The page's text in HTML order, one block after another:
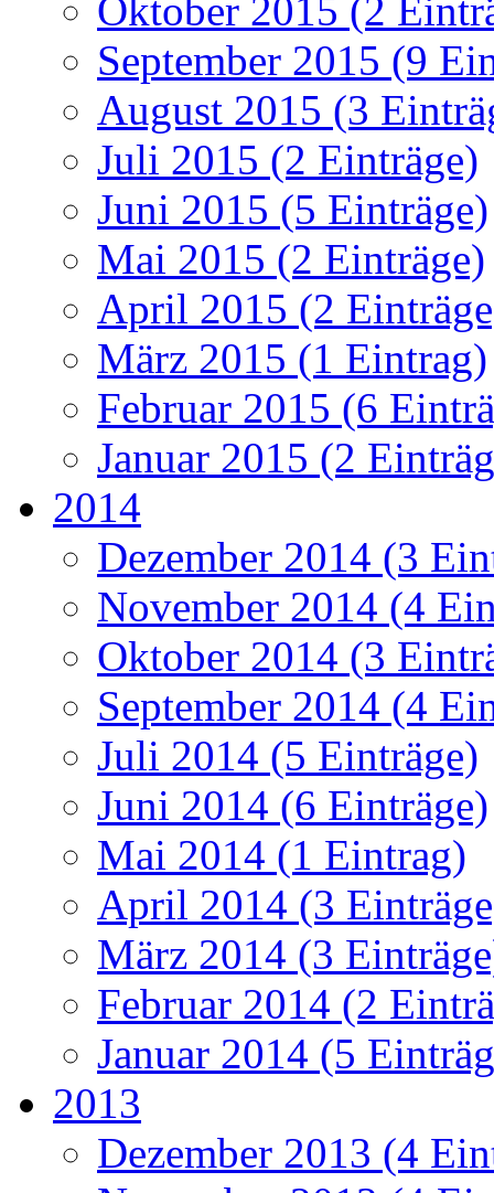
Oktober 2015 (2
September 2015 (9
August 2015 (3
Juli 2015 (2 Einträge)
Juni 2015 (5 Einträge)
Mai 2015 (2 Einträge)
April 2015 (2
März 2015 (1 Eintrag)
Februar 2015 (6
Januar 2015 (2
2014
Dezember 2014 (3
November 2014 (4
Oktober 2014 (3
September 2014 (4
Juli 2014 (5 Einträge)
Juni 2014 (6 Einträge)
Mai 2014 (1 Eintrag)
April 2014 (3
März 2014 (3
Februar 2014 (2
Januar 2014 (5
2013
Dezember 2013 (4